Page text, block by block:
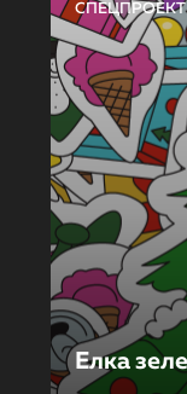
СПЕЦПРОЕКТ
Елка